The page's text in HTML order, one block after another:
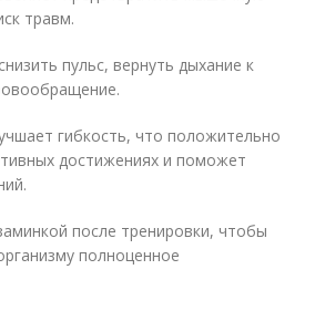
травм.
пульс, вернуть дыхание к
гибкость, что положительно
достижениях и поможет
после тренировки, чтобы
полноценное